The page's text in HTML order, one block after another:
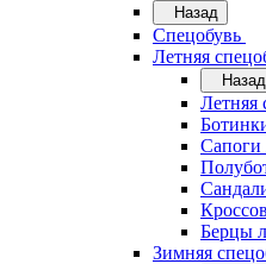
Назад
Спецобувь
Летняя
Назад
Летняя
Сапоги
Берцы
Зимняя